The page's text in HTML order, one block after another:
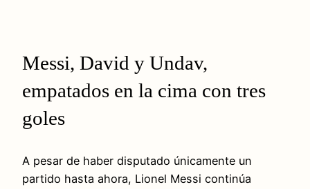
Messi, David y Undav,
empatados en la cima con tres
goles
A pesar de haber disputado únicamente un
partido hasta ahora, Lionel Messi continúa